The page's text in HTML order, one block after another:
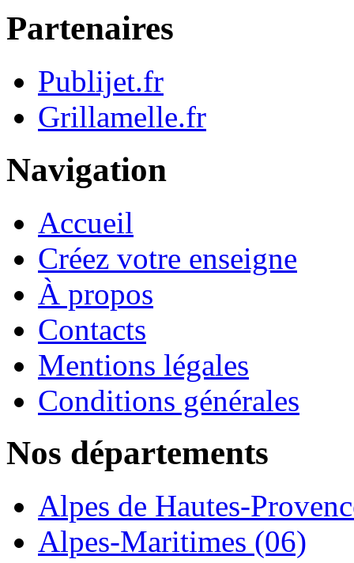
Partenaires
Publijet.fr
Grillamelle.fr
Navigation
Accueil
Créez votre enseigne
À propos
Contacts
Mentions légales
Conditions générales
Nos départements
Alpes de Hautes-
Alpes-Maritimes (06)